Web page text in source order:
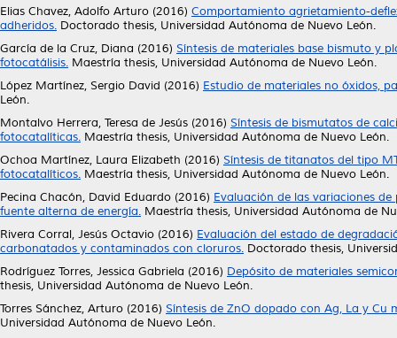
Elias Chavez, Adolfo Arturo (2016) Comportamiento agrietamiento-
adheridos. Doctorado thesis, Universidad Autónoma de Nuevo León.
García de la Cruz, Diana (2016) Síntesis de materiales base bismuto y
fotocatálisis. Maestría thesis, Universidad Autónoma de Nuevo León.
López Martínez, Sergio David (2016) Estudio de materiales no óxidos,
León.
Montalvo Herrera, Teresa de Jesús (2016) Síntesis de bismutatos de
fotocatalíticas. Maestría thesis, Universidad Autónoma de Nuevo León.
Ochoa Martínez, Laura Elizabeth (2016) Síntesis de titanatos del tipo
fotocatalíticos. Maestría thesis, Universidad Autónoma de Nuevo León.
Pecina Chacón, David Eduardo (2016) Evaluación de las variaciones
fuente alterna de energía. Maestría thesis, Universidad Autónoma de
Rivera Corral, Jesús Octavio (2016) Evaluación del estado de
carbonatados y contaminados con cloruros. Doctorado thesis,
Rodríguez Torres, Jessica Gabriela (2016) Depósito de materiales
thesis, Universidad Autónoma de Nuevo León.
Torres Sánchez, Arturo (2016) Síntesis de ZnO dopado con Ag, La y Cu
Universidad Autónoma de Nuevo León.